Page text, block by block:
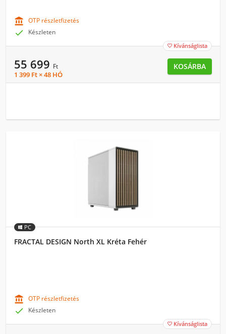
 OTP részletfizetés
 Készleten
 Kívánságlista
55 699 Ft
1 399 Ft × 48 HÓ
KOSÁRBA
PC
FRACTAL DESIGN North XL Kréta Fehér
 OTP részletfizetés
 Készleten
 Kívánságlista